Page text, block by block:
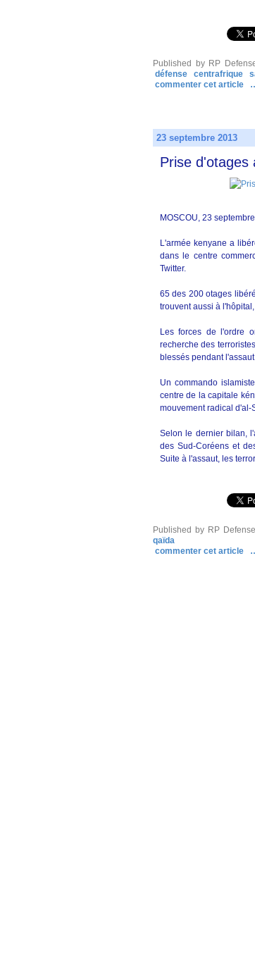
Published by RP
défense
centrafrique
commenter cet article
23 septembre 2013
Prise d'otages
MOSCOU, 23
L'armée kenyane a
dans le centre
Twitter.
65 des 200 otages
trouvent aussi à
Les forces de l'ordre
recherche des
blessés pendant
Un commando
centre de la capitale
mouvement radical d'al-
Selon le dernier bilan,
des Sud-Coréens et
Suite à l'assaut, les
Published by RP Defense
qaïda
commenter cet article